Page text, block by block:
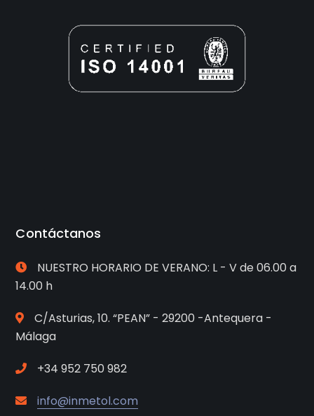
Contáctanos
NUESTRO HORARIO DE VERANO: L - V de 06.00 a
14.00 h
C/Asturias, 10. “PEAN” - 29200 -Antequera -
Málaga
+34 952 750 982
info@inmetol.com